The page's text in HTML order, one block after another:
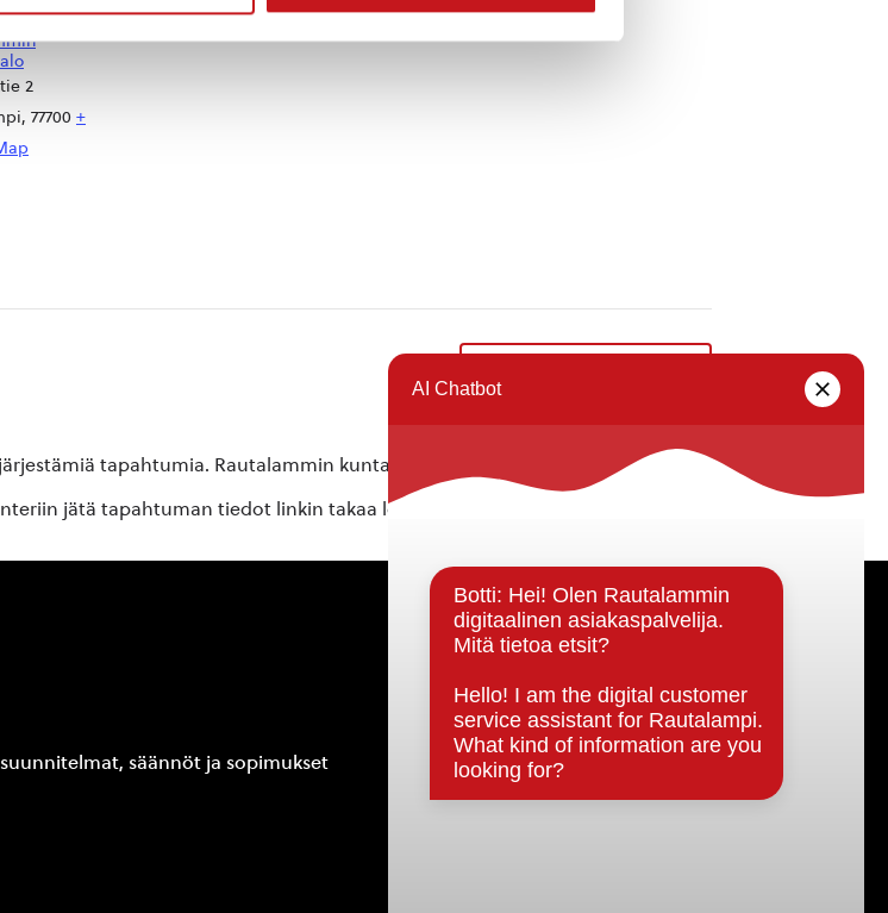
2
, 77700 +
tapahtumia. Rautalammin kunta ei vastaa tietojen oikeellisuudesta.
jätä tapahtuman tiedot linkin takaa löytyvällä
säännöt ja sopimukset
Päätöksenteko ja lähidemokratia
Päätökset, esityslistat & pöytäkirjat
Hallinto
Kunnanhallitus
Kunnanvaltuusto